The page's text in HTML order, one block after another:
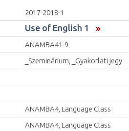
2017-2018-1
Use of English 1
ANAMBA41-9
_Szeminárium, _Gyakorlati jegy
ANAMBA4, Language Class
ANAMBA4, Language Class